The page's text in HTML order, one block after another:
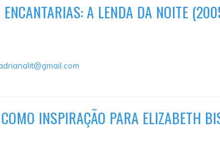
A LENDA DA NOITE
INSPIRAÇÃO PARA ELIZABETH